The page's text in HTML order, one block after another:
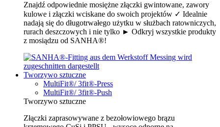
Znajdź odpowiednie mosiężne złączki gwintowane, zawory
kulowe i złączki wciskane do swoich projektów ✓ Idealnie
nadają się do długotrwałego użytku w służbach ratowniczych,
rurach deszczowych i nie tylko ► Odkryj wszystkie produkty
z mosiądzu od SANHA®!
Tworzywo sztuczne
MultiFit®/ 3fit®-Press
MultiFit®/ 3fit®-Push
Tworzywo sztuczne
Złączki zaprasowywane z bezołowiowego brązu